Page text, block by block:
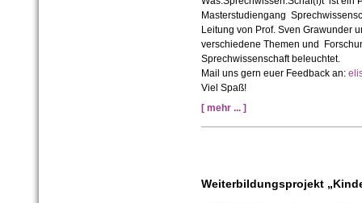
Masterstudiengang
Leitung von Prof. Sven Grawunder
verschiedene Themen und
Sprechwissenschaft beleuchtet.
Mail uns gern euer Feedback an:
Viel Spaß!
[ mehr ... ]
Weiterbildungsprojekt